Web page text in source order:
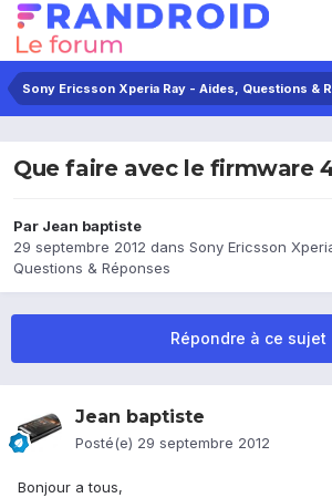
Que faire avec le firmware
Par Jean baptiste
29 septembre 2012 dans Sony Ericsson
Questions & Réponses
Répondre à ce sujet
Jean baptiste
Posté(e) 29 septembre 2012
Bonjour a tous,